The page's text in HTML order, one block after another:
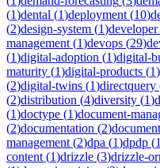
(1)dental (1)deployment (10)
(2)design-system (1)developer
management (1)devops (29)
(1)digital-adoption (1)digital-
maturity (1)digital-products (1)
(2)digital-twins (1)directquery
(2)distribution (4)diversity (1)
(1)doctype (1)document-
(2)documentation (2)
management (2)dpa (1)dpdp (1
content (1)drizzle (3)drizzle-